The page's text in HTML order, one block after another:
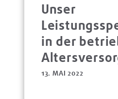
Unser
in der
13. MAI 2022